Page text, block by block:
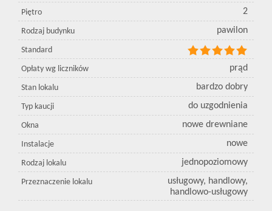
Piętro 2
Rodzaj budynku pawilon
Standard
Opłaty wg liczników prąd
Stan lokalu bardzo dobry
Typ kaucji do uzgodnienia
Okna nowe drewniane
Instalacje nowe
Rodzaj lokalu jednopoziomowy
Przeznaczenie lokalu
usługowy, handlowy,
handlowo-usługowy